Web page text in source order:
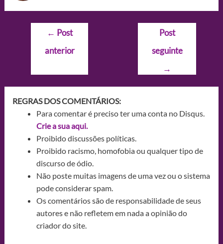
Navegação
Post
← Post
anterior
Post
seguinte
→
REGRAS DOS COMENTÁRIOS:
Para comentar é preciso ter uma conta no Disqus.
Crie a sua aqui.
Proibido discussões políticas.
Proibido racismo, homofobia ou qualquer tipo de
discurso de ódio.
Não poste muitas imagens de uma vez ou o sistema
pode considerar spam.
Os comentários são de responsabilidade de seus
autores e não refletem em nada a opinião do
criador do site.